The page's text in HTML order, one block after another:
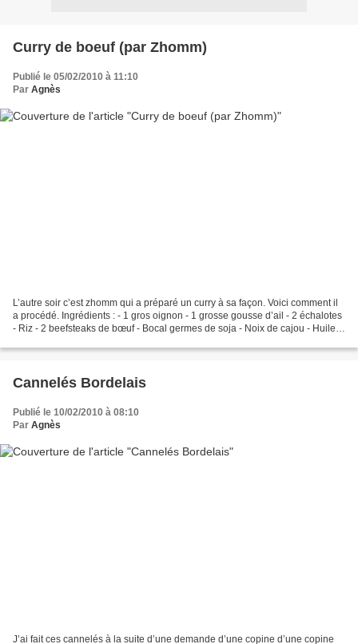
Curry de boeuf (par Zhomm)
Publié le 05/02/2010 à 11:10
Par Agnès
L’autre soir c’est zhomm qui a préparé un curry à sa façon. Voici comment il
a procédé. Ingrédients : - 1 gros oignon - 1 grosse gousse d’ail - 2 échalotes
- Riz - 2 beefsteaks de bœuf - Bocal germes de soja - Noix de cajou - Huile
Cannelés Bordelais
Publié le 10/02/2010 à 08:10
Par Agnès
J’ai fait ces cannelés à la suite d’une demande d’une copine d’une copine